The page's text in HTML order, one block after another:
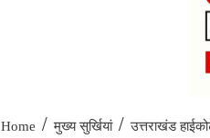
Home / मुख्य सुर्खियां / उत्तराखंड